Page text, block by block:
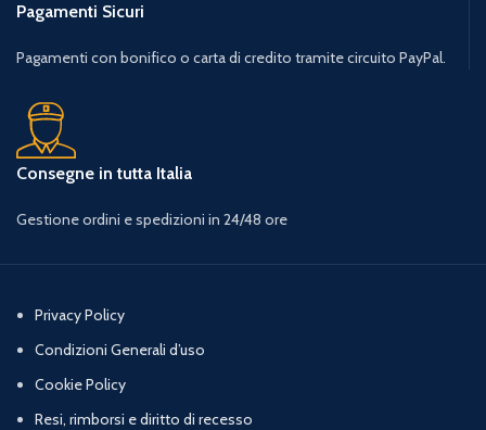
Pagamenti Sicuri
Pagamenti con bonifico o carta di credito tramite circuito PayPal.
Consegne in tutta Italia
Gestione ordini e spedizioni in 24/48 ore
Privacy Policy
Condizioni Generali d’uso
Cookie Policy
Resi, rimborsi e diritto di recesso